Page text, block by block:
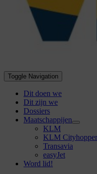
Toggle Navigation
Dit doen we
Dit zijn we
Dossiers
Maatschappijen
KLM
KLM Cityhopper
Transavia
easyJet
Word lid!